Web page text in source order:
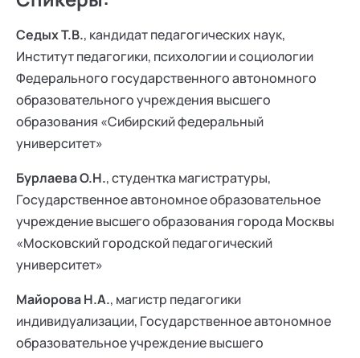
Седых Т.В., кандидат педагогических наук,
Институт педагогики, психологии и социологии
Федерального государственного автономного
образовательного учреждения высшего
образования «Сибирский федеральный
университет»
Бурлаева О.Н., студентка магистратуры,
Государственное автономное образовательное
учреждение высшего образования города Москвы
«Московский городской педагогический
университет»
Майорова Н.А., магистр педагогики
индивидуализации, Государственное автономное
образовательное учреждение высшего